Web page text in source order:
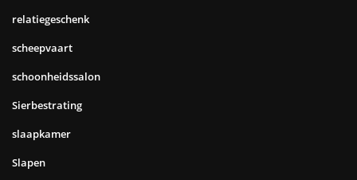
relatiegeschenk
scheepvaart
schoonheidssalon
Sierbestrating
slaapkamer
Slapen